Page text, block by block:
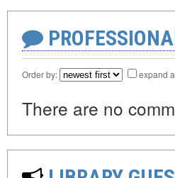
Order by: expand
There are no